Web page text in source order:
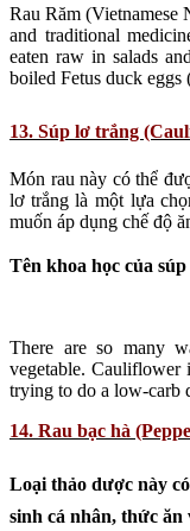
Rau Răm (Vietnamese
and traditional
eaten raw in salads
boiled Fetus duck
13. Súp lơ trắng
Món rau này có thể
lơ trắng là một lựa
muốn áp dụng chế độ
Tên khoa học của
There are so many
vegetable. Cauliflower
trying to do a low-carb
14. Rau bạc hà
Loại thảo dược này
sinh cá nhân, thức